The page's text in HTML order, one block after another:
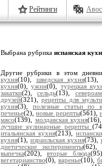
Рейтинги
Выбрана рубрика испанская
Другие рубрики в этом
кухня(10), шведская кухня
кухня(0),ужин(0), турецкая
закатки(2),сельдь(13),
друзей(321),рецепты для
кухня(3), полезные статьи по
печенье(2),новые рецепты(561),
мясо(139), молдавская кухня
лучшие кулинарные рецепты
итальянская кухня(213),
кухня(1), израильская кухня(73),
диетические эксперименты(62),
выпечка(202),вторые блюда
вегетарианство(0), варенье(10),